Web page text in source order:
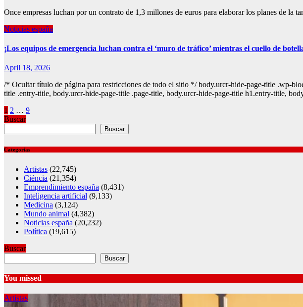
Once empresas luchan por un contrato de 1,3 millones de euros para elaborar los planes de
Noticias españa
¡Los equipos de emergencia luchan contra el ‘muro de tráfico’ mientras el cuello de
April 18, 2026
/* Ocultar título de página para restricciones de todo el sitio */ body.urcr-hide-page-title .wp-
title .entry-title, body.urcr-hide-page-title .page-title, body.urcr-hide-page-title h1.entry-title,
Posts
pagination
1 2 … 9
Buscar
Buscar
Categorías
Artistas (22,745)
Ciéncia (21,354)
Emprendimiento españa (8,431)
Inteligencia artificial (9,133)
Medicina (3,124)
Mundo animal (4,382)
Noticias españa (20,232)
Política (19,615)
Buscar
Buscar
You missed
Artistas